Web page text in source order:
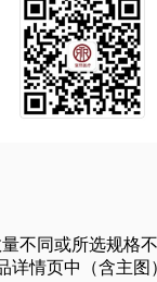
不同或所选规格
详情页中（含主图